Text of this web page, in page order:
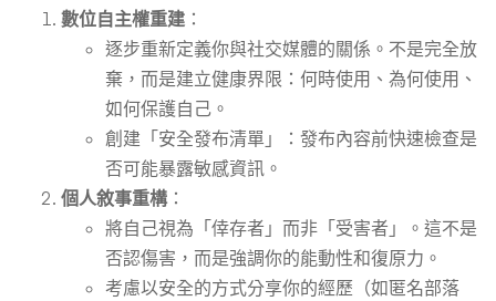
數位自主權重建 ：
逐步重新定義你與社交媒體的關係。不是完全放
棄，而是建立健康界限：何時使用、為何使用、
如何保護自己。
創建「安全發布清單」：發布內容前快速檢查是
否可能暴露敏感資訊。
個人敘事重構：
將自己視為「倖存者」而非「受害者」。這不是
否認傷害，而是強調你的能動性和復原力。
考慮以安全的方式分享你的經歷（如匿名部落